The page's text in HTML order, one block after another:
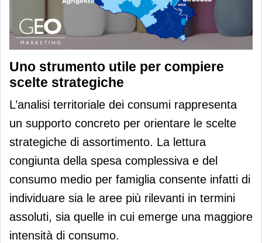
Uno strumento utile per compiere
scelte strategiche
L’analisi territoriale dei consumi rappresenta
un supporto concreto per orientare le scelte
strategiche di assortimento. La lettura
congiunta della spesa complessiva e del
consumo medio per famiglia consente infatti di
individuare sia le aree più rilevanti in termini
assoluti, sia quelle in cui emerge una maggiore
intensità di consumo.